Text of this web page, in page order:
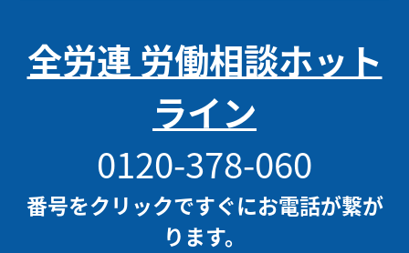
全労連 労働相談ホット
ライン
0120-378-060
番号をクリックですぐにお電話が繋が
ります。